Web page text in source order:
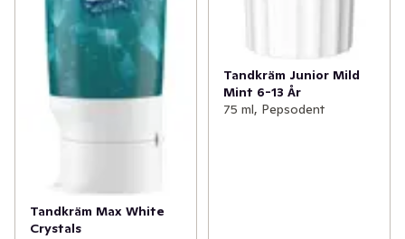
Tandkräm Max White
Crystals
Tandkräm Junior Mild
Mint 6-13 År
75 ml, Pepsodent